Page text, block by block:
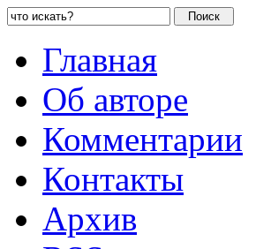
Главная
Об авторе
Комментарии
Контакты
Архив